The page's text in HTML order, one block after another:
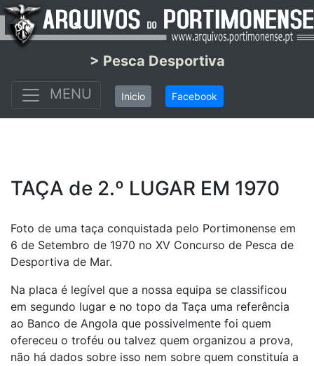
> Pesca Desportiva
MENU
Inicio Facebook
TAÇA de 2.º LUGAR EM 1970
Foto de uma taça conquistada pelo Portimonense em
6 de Setembro de 1970 no XV Concurso de Pesca de
Desportiva de Mar.
Na placa é legível que a nossa equipa se classificou
em segundo lugar e no topo da Taça uma referência
ao Banco de Angola que possivelmente foi quem
ofereceu o troféu ou talvez quem organizou a prova,
não há dados sobre isso nem sobre quem constituía a